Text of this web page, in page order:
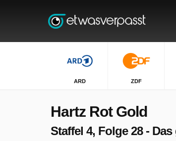
ARD ZDF
Hartz Rot Gold
Staffel 4, Folge 28 -